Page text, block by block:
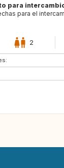
para
para el
2